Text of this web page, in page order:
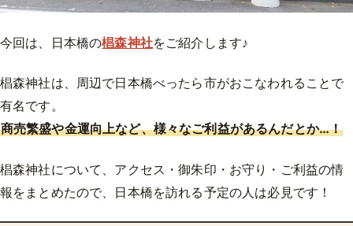
今回は、日本橋の椙森神社をご紹介します♪
椙森神社は、周辺で日本橋べったら市がおこなわれることで
有名です。
商売繁盛や金運向上など、様々なご利益があるんだとか…！
椙森神社について、アクセス・御朱印・お守り・ご利益の情
報をまとめたので、日本橋を訪れる予定の人は必見です！